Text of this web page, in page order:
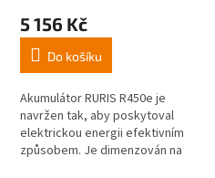
5 156 Kč
Do košíku
Akumulátor RURIS R450e je
navržen tak, aby poskytoval
elektrickou energii efektivním
způsobem. Je dimenzován na